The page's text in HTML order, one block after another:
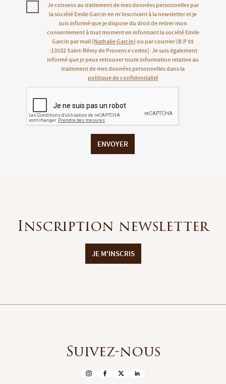
Je consens au traitement de mes données personnelles par
la société Emile Garcin en m’inscrivant à la newsletter et je
suis informé que je dispose du droit de retirer mon
consentement à tout moment en informant la société Emile
Garcin par mail (Nathalie Garcin) ou par courrier (B.P 55
-13532 Saint-Rémy de Provence cedex). Je suis également
informé que je peux retrouver toute information relative au
traitement de mes données personnelles dans la
politique de confidentialité
ENVOYER
Inscription newsletter
JE M'INSCRIS
Suivez-nous